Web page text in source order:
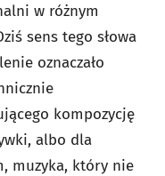
w różnym
sens tego słowa
oznaczało
kompozycję
albo dla
muzyka, który nie